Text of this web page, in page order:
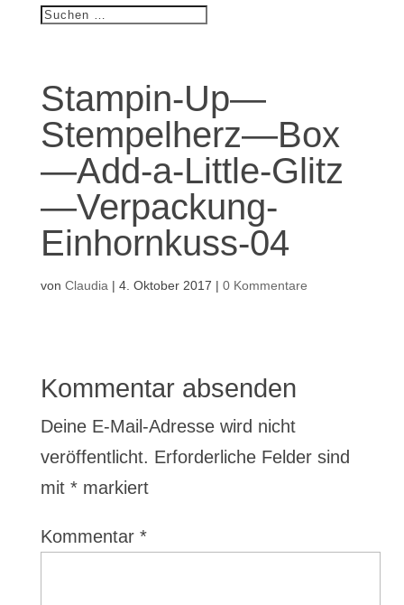
Stampin-Up—
Stempelherz—Box
—Add-a-Little-Glitz
—Verpackung-
Einhornkuss-04
von Claudia | 4. Oktober 2017 | 0 Kommentare
Kommentar absenden
Deine E-Mail-Adresse wird nicht
veröffentlicht. Erforderliche Felder sind
mit *markiert
Kommentar *